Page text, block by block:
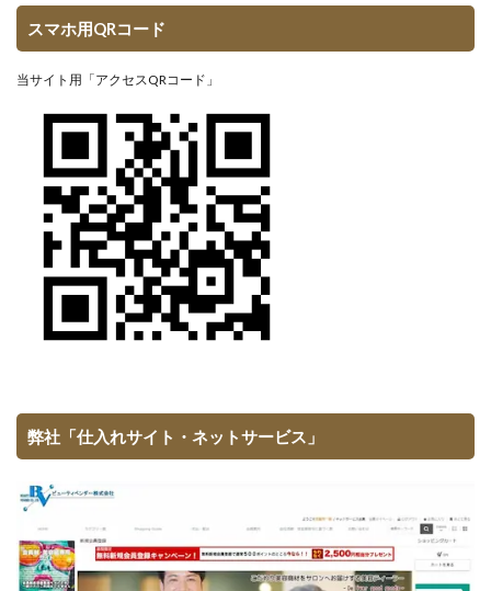
スマホ用QRコード
当サイト用「アクセスQRコード」
弊社「仕入れサイト・ネットサービス」